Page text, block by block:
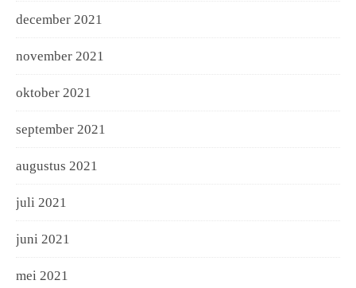
december 2021
november 2021
oktober 2021
september 2021
augustus 2021
juli 2021
juni 2021
mei 2021